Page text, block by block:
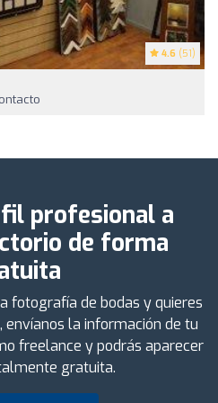
4.6 (51)
profesional a
de forma
fotografía de bodas y quieres
envíanos la información de tu
freelance y podrás aparecer
gratuita.